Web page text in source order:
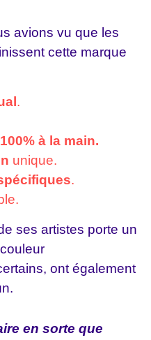
avions vu que les
cette marque
.
100% à la main.
unique.
.
ses artistes porte un
ont également
en sorte que